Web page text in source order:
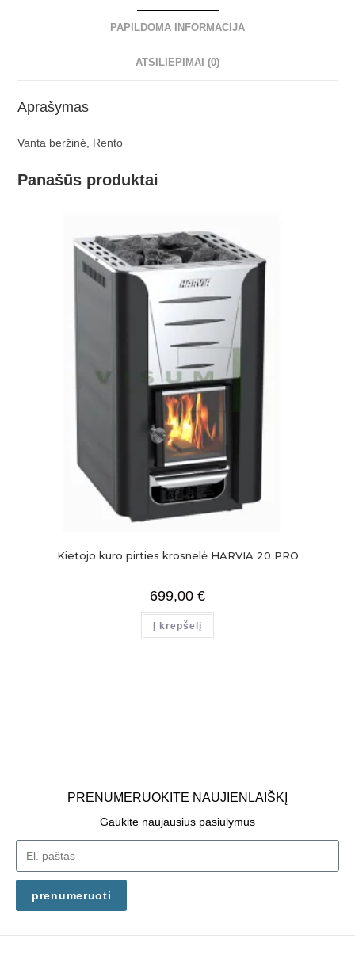
PAPILDOMA INFORMACIJA
ATSILIEPIMAI (0)
Aprašymas
Vanta beržinė, Rento
Panašūs produktai
Kietojo kuro pirties krosnelė HARVIA 20 PRO
699,00 €
Į krepšelį
PRENUMERUOKITE NAUJIENLAIŠKĮ
Gaukite naujausius pasiūlymus
prenumeruoti